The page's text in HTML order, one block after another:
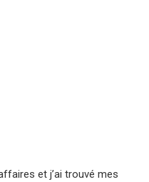
et j’ai trouvé mes